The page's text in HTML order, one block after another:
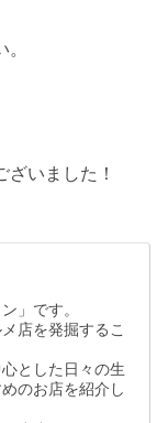
いました！
」です。
店を発掘するこ
とした日々の生
のお店を紹介し